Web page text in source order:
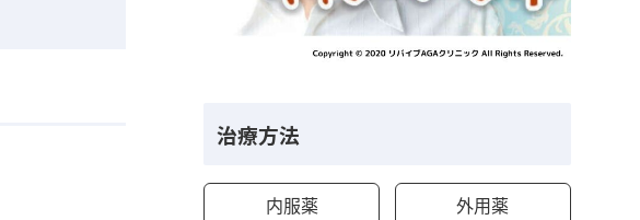
治療方法
内服薬 外用薬